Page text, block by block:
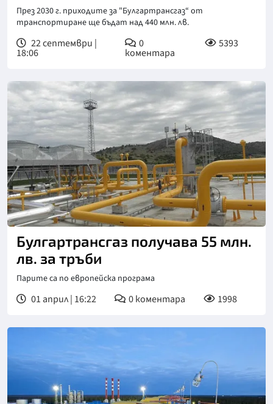
През 2030 г. приходите за "Булгартрансгаз“ от
транспортиране ще бъдат над 440 млн. лв.
22 септември |
18:06
0
коментара
5393
Булгартрансгаз получава 55 млн.
лв. за тръби
Парите са по европейска програма
01 април | 16:22 0коментара 1998